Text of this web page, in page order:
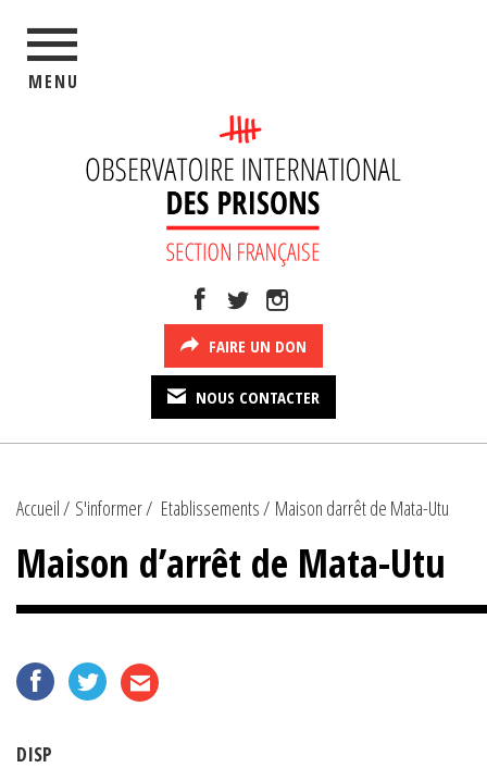
MENU
FAIRE UN DON
NOUS CONTACTER
Accueil S'informer Etablissements Maison darrêt de Mata-Utu
Maison d’arrêt de Mata-Utu
DISP